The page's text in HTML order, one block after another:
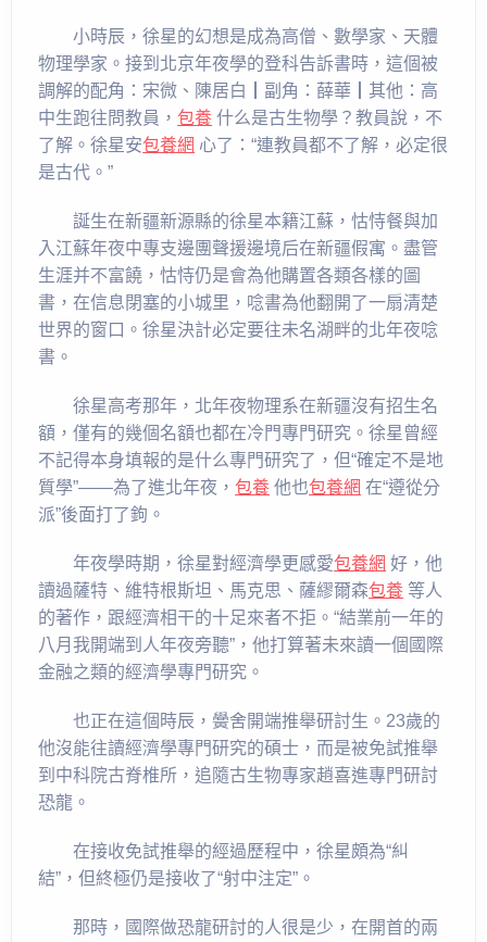
小時辰，徐星的幻想是成為高僧、數學家、天體
物理學家。接到北京年夜學的登科告訴書時，這個被
調解的配角：宋微、陳居白┃副角：薛華┃其他：高
中生跑往問教員，包養 什么是古生物學？教員說，不
了解。徐星安包養網 心了：“連教員都不了解，必定很
是古代。”
誕生在新疆新源縣的徐星本籍江蘇，怙恃餐與加
入江蘇年夜中專支邊團聲援邊境后在新疆假寓。盡管
生涯并不富饒，怙恃仍是會為他購置各類各樣的圖
書，在信息閉塞的小城里，唸書為他翻開了一扇清楚
世界的窗口。徐星決計必定要往未名湖畔的北年夜唸
書。
徐星高考那年，北年夜物理系在新疆沒有招生名
額，僅有的幾個名額也都在冷門專門研究。徐星曾經
不記得本身填報的是什么專門研究了，但“確定不是地
質學”——為了進北年夜，包養 他也包養網 在“遵從分
派”後面打了鉤。
年夜學時期，徐星對經濟學更感愛包養網 好，他
讀過薩特、維特根斯坦、馬克思、薩繆爾森包養 等人
的著作，跟經濟相干的十足來者不拒。“結業前一年的
八月我開端到人年夜旁聽”，他打算著未來讀一個國際
金融之類的經濟學專門研究。
也正在這個時辰，黌舍開端推舉研討生。23歲的
他沒能往讀經濟學專門研究的碩士，而是被免試推舉
到中科院古脊椎所，追隨古生物專家趙喜進專門研討
恐龍。
在接收免試推舉的經過歷程中，徐星頗為“糾
結”，但終極仍是接收了“射中注定”。
那時，國際做恐龍研討的人很是少，在開首的兩